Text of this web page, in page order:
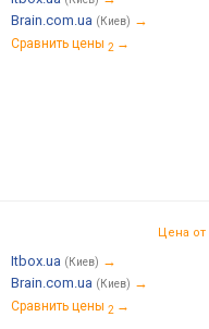
Brain.com.ua (Киев) →
Сравнить цены 2 →
Цена от
Itbox.ua (Киев) →
Brain.com.ua (Киев) →
Сравнить цены 2 →